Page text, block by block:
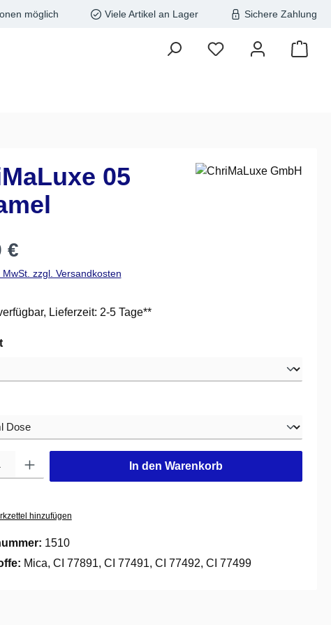
möglich Viele Artikel an Lager Sichere Zahlung
05
€
MwSt. zzgl. Versandkosten
Lieferzeit: 2-5 Tage**
auswählen
In den Warenkorb
hinzufügen
1510
Mica, CI 77891, CI 77491, CI 77492, CI 77499